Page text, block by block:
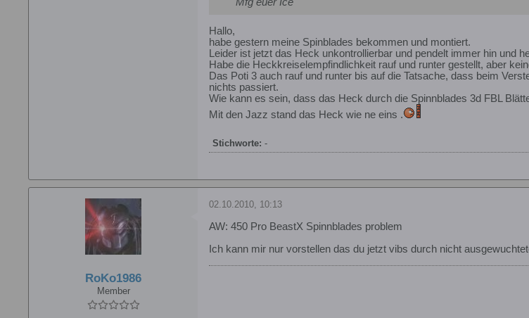
Hallo,
habe gestern meine Spinblades bekommen und montiert.
Leider ist jetzt das Heck unkontrollierbar und pendelt immer hin und
Habe die Heckkreiselempfindlichkeit rauf und runter gestellt, aber
Das Poti 3 auch rauf und runter bis auf die Tatsache, dass beim
nichts passiert.
Wie kann es sein, dass das Heck durch die Spinnblades 3d FBL
Mit den Jazz stand das Heck wie ne eins .
Stichworte: -
RoKo1986
Member
02.10.2010, 10:13
AW: 450 Pro BeastX Spinnblades problem
Ich kann mir nur vorstellen das du jetzt vibs durch nicht